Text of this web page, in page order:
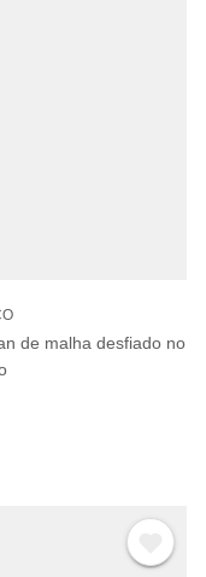
de malha desfiado no